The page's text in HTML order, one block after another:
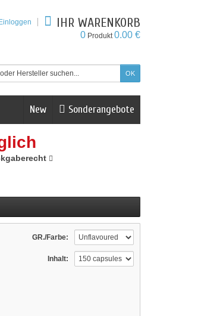
Einloggen IHR WARENKORB
0 Produkt0.00 €
Sonderangebote
New
GR./Farbe:
Inhalt: